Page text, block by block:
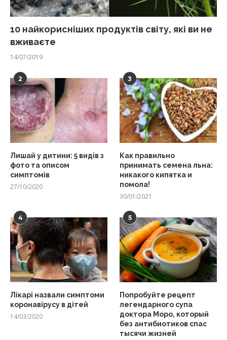
10 найкорисніших продуктів світу, які ви не
вживаєте
14/07/2019
2
Лишай у дитини: 5 видів з
фото та описом
симптомів
27/10/2020
3
Как правильно
принимать семена льна:
никакого кипятка и
помола!
30/01/2021
4
Лікарі назвали симптоми
коронавірусу в дітей
14/03/2020
5
Попробуйте рецепт
легендарного супа
доктора Моро, который
без антибиотиков спас
тысячи жизней